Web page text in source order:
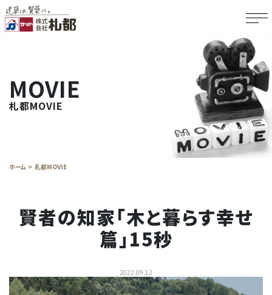
MOVIE
札都MOVIE
ホーム 札都MOVIE
賢者の知家「木と暮らす幸せ
篇」15秒
2022.09.12